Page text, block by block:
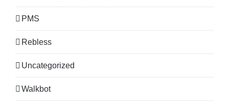
PMS
Rebless
Uncategorized
Walkbot